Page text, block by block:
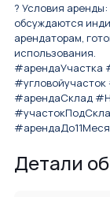
? Условия
обсуждаются
арендаторам,
использования.
#арендаУчастка
#арендаСклад
Детали